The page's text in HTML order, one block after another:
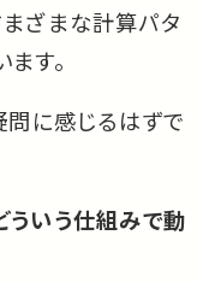
まざまな計算パタ
す。
問に感じるはずで
ういう仕組みで動